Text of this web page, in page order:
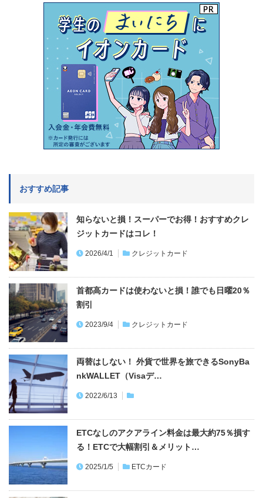
おすすめ記事
知らないと損！スーパーでお得！おすすめクレ
ジットカードはコレ！
2026/4/1 クレジットカード
首都高カードは使わないと損！誰でも日曜20％
割引
2023/9/4 クレジットカード
両替はしない！ 外貨で世界を旅できるSonyBa
nkWALLET（Visaデ…
2022/6/13
ETCなしのアクアライン料金は最大約75％損す
る！ETCで大幅割引＆メリット…
2025/1/5 ETCカード